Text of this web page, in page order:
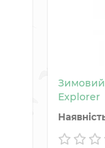
Explorer